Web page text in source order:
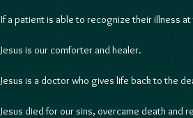
If a patient is able to recognize their illness
Jesus is our comforter and healer.
Jesus is a doctor who gives life back to the
Jesus died for our sins, overcame death and